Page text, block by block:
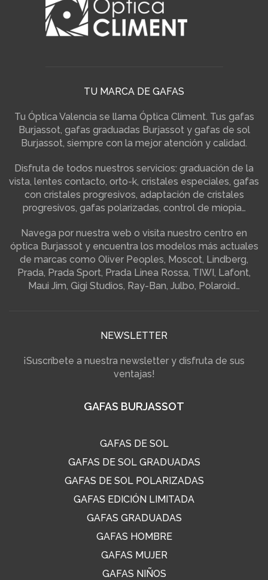
TU MARCA DE GAFAS
Tu Óptica Valencia se llama Óptica Climent. Tus gafas
Burjassot, gafas graduadas Burjassot y gafas de sol
Burjassot, siempre con la mejor atención y calidad.
Disfruta de todos nuestros servicios: graduación de la
vista, lentes contacto, orto-k, cristales especiales, gafas
con cristales progresivos, adaptación de cristales
progresivos, gafas polarizadas, control de miopia…
Navega por nuestra web o visita nuestro centro en
óptica Burjassot y encuentra los modelos más actuales
de marcas como Oliver Peoples, Moscot, Lindberg,
Prada, Prada Sport, Prada Linea Rossa, TIWI, Lafont,
Maui Jim, Gigi Studios, Ray-Ban, Julbo, Polaroid…
NEWSLETTER
¡Suscríbete a nuestra newsletter y disfruta de sus
ventajas!
GAFAS BURJASSOT
GAFAS DE SOL
GAFAS DE SOL GRADUADAS
GAFAS DE SOL POLARIZADAS
GAFAS EDICIÓN LIMITADA
GAFAS GRADUADAS
GAFAS HOMBRE
GAFAS MUJER
GAFAS NIÑOS